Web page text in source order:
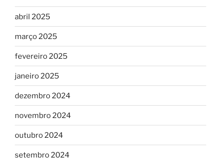
abril 2025
março 2025
fevereiro 2025
janeiro 2025
dezembro 2024
novembro 2024
outubro 2024
setembro 2024